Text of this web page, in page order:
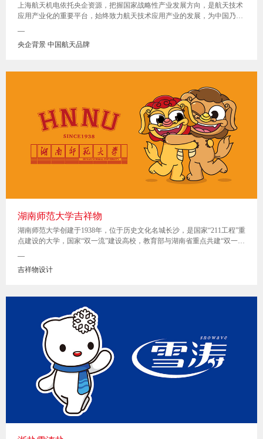
上海航天机电依托央企资源，把握国家战略性产业发展方向，是航天技术
应用产业化的重要平台，始终致力航天技术应用产业的发展，为中国乃至
和年轻化P2P互联网金融产品的定位更契合，我们面临着挑战。
—
央企背景 中国航天品牌
湖南师范大学吉祥物
湖南师范大学创建于1938年，位于历史文化名城长沙，是国家“211工程”重
点建设的大学，国家“双一流”建设高校，教育部与湖南省重点共建“双一
米。主校区西偎麓山，东濒湘江，风光秀丽，是全国绿化“400佳”单位之
—
吉祥物设计